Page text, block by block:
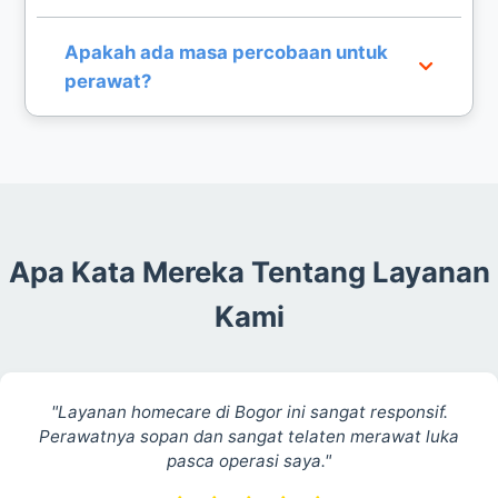
medis.
Biaya disesuaikan dengan tingkat kesulitan medis
dan durasi kontrak. Hubungi kami untuk
penawaran harga terbaik di area Bogor.
Apakah ada masa percobaan untuk
perawat?
Apa Kata Mereka Tentang Layanan
Kami
"Layanan homecare di Bogor ini sangat responsif.
Perawatnya sopan dan sangat telaten merawat luka
pasca operasi saya."